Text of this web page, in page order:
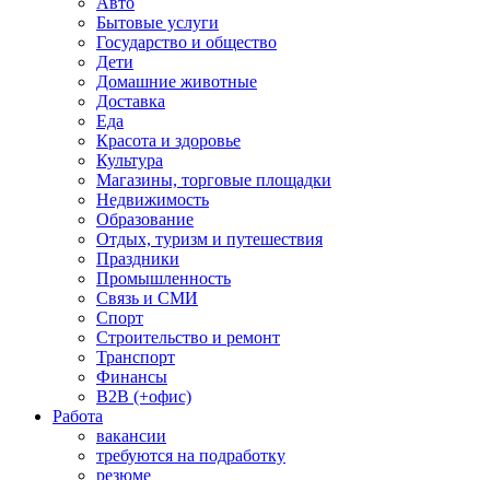
Бытовые услуги
Государство и общество
Дети
Домашние животные
Доставка
Еда
Красота и здоровье
Культура
Магазины, торговые площадки
Недвижимость
Образование
Отдых, туризм и путешествия
Праздники
Промышленность
Связь и СМИ
Спорт
Строительство и ремонт
Транспорт
Финансы
B2B (+офис)
Работа
вакансии
требуются на подработку
резюме